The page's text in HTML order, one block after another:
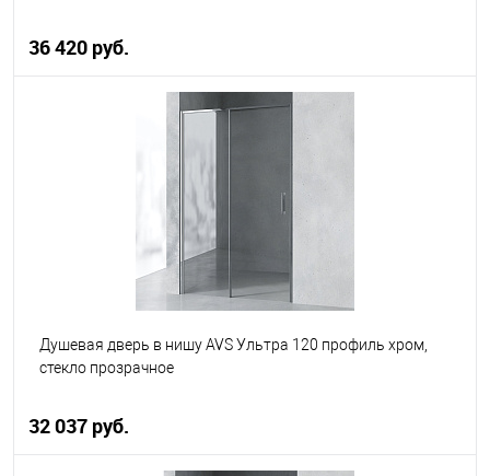
36 420 руб.
В корзину
Душевая дверь в нишу AVS Ультра 120 профиль хром,
стекло прозрачное
32 037 руб.